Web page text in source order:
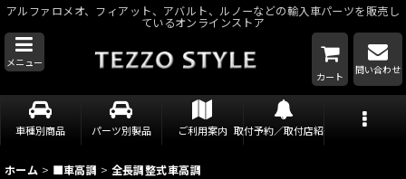
アルファロメオ、フィアット、アバルト、ルノーなどの輸入車パーツを販売し
ているオンラインストア
メニュー
カート
問い合わせ
車種別商品 パーツ別製品 ご利用案内 取付予約／取付店紹介
ホーム > ■車高調 > 全長調整式車高調